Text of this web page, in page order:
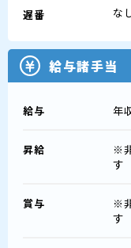
遅番 な
給与諸手当
給与 年
昇給 ※
す
賞与 ※
す